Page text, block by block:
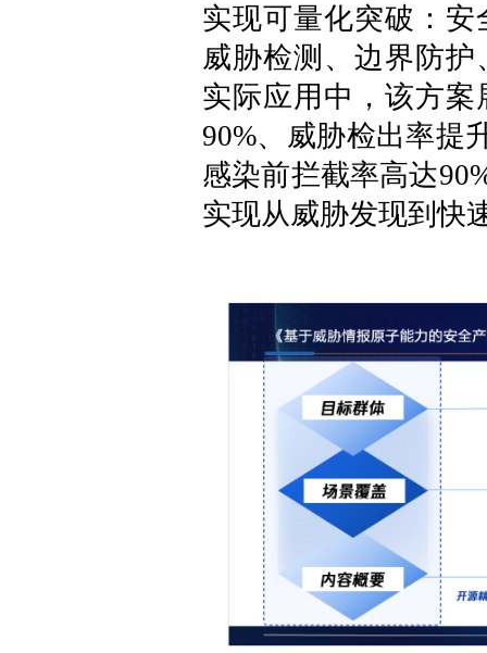
实现可量化突破：
威胁检测、边界防
实际应用中，该方
90%、威胁检出率提
感染前拦截率高达
实现从威胁发现到快